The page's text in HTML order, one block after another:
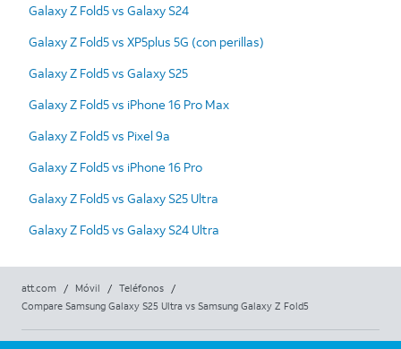
Galaxy Z Fold5 vs Galaxy S24
Galaxy Z Fold5 vs XP5plus 5G (con perillas)
Galaxy Z Fold5 vs Galaxy S25
Galaxy Z Fold5 vs iPhone 16 Pro Max
Galaxy Z Fold5 vs Pixel 9a
Galaxy Z Fold5 vs iPhone 16 Pro
Galaxy Z Fold5 vs Galaxy S25 Ultra
Galaxy Z Fold5 vs Galaxy S24 Ultra
att.com / Móvil / Teléfonos
/
Compare Samsung Galaxy S25 Ultra vs Samsung Galaxy Z Fold5